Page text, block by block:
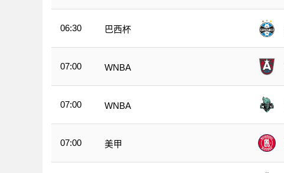
06:30 巴西杯
07:00 WNBA
07:00 WNBA
07:00 美甲